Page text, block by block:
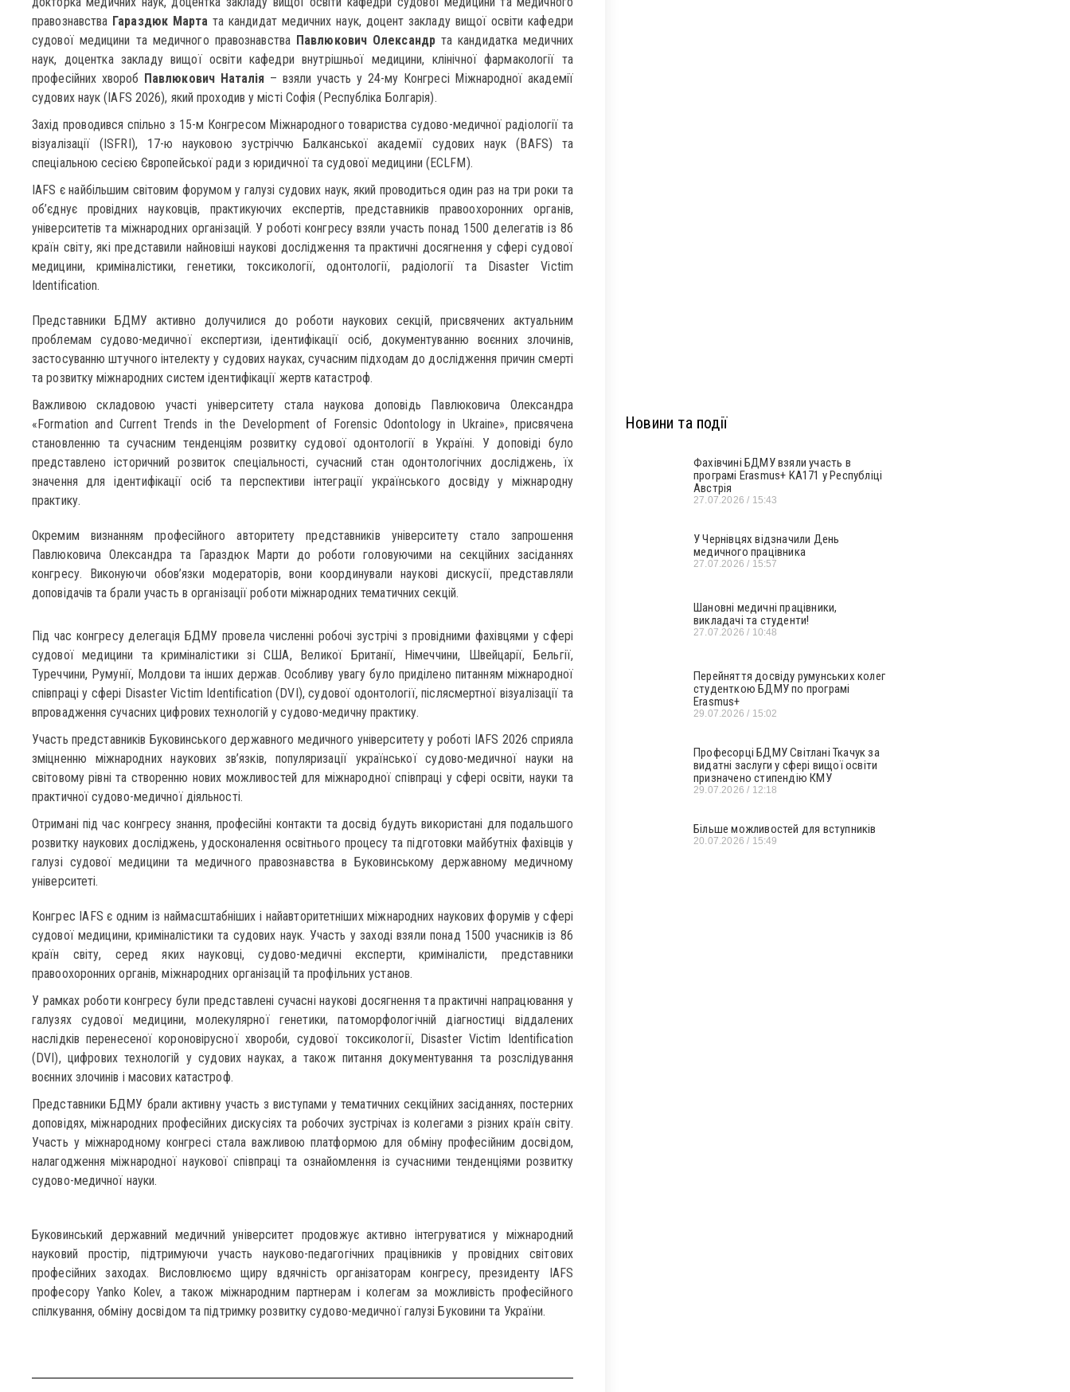
правознавства Гараздюк Марта та кандидат медичних наук, доцент закладу вищої освіти кафедри
судової медицини та медичного правознавства Павлюкович Олександр та кандидатка медичних
наук, доцентка закладу вищої освіти кафедри внутрішньої медицини, клінічної фармакології та
професійних хвороб Павлюкович Наталія – взяли участь у 24-му Конгресі Міжнародної академії
судових наук (IAFS 2026), який проходив у місті Софія (Республіка Болгарія).
Захід проводився спільно з 15-м Конгресом Міжнародного товариства судово-медичної радіології та
візуалізації (ISFRI), 17-ю науковою зустріччю Балканської академії судових наук (BAFS) та
спеціальною сесією Європейської ради з юридичної та судової медицини (ECLFM).
IAFS є найбільшим світовим форумом у галузі судових наук, який проводиться один раз на три роки та
об’єднує провідних науковців, практикуючих експертів, представників правоохоронних органів,
університетів та міжнародних організацій. У роботі конгресу взяли участь понад 1500 делегатів із 86
країн світу, які представили найновіші наукові дослідження та практичні досягнення у сфері судової
медицини, криміналістики, генетики, токсикології, одонтології, радіології та Disaster Victim
Identification.
Представники БДМУ активно долучилися до роботи наукових секцій, присвячених актуальним
проблемам судово-медичної експертизи, ідентифікації осіб, документуванню воєнних злочинів,
застосуванню штучного інтелекту у судових науках, сучасним підходам до дослідження причин смерті
та розвитку міжнародних систем ідентифікації жертв катастроф.
Важливою складовою участі університету стала наукова доповідь Павлюковича Олександра
«Formation and Current Trends in the Development of Forensic Odontology in Ukraine», присвячена
становленню та сучасним тенденціям розвитку судової одонтології в Україні. У доповіді було
представлено історичний розвиток спеціальності, сучасний стан одонтологічних досліджень, їх
значення для ідентифікації осіб та перспективи інтеграції українського досвіду у міжнародну
практику.
Окремим визнанням професійного авторитету представників університету стало запрошення
Павлюковича Олександра та Гараздюк Марти до роботи головуючими на секційних засіданнях
конгресу. Виконуючи обов’язки модераторів, вони координували наукові дискусії, представляли
доповідачів та брали участь в організації роботи міжнародних тематичних секцій.
Під час конгресу делегація БДМУ провела численні робочі зустрічі з провідними фахівцями у сфері
судової медицини та криміналістики зі США, Великої Британії, Німеччини, Швейцарії, Бельгії,
Туреччини, Румунії, Молдови та інших держав. Особливу увагу було приділено питанням міжнародної
співпраці у сфері Disaster Victim Identification (DVI), судової одонтології, післясмертної візуалізації та
впровадження сучасних цифрових технологій у судово-медичну практику.
Участь представників Буковинського державного медичного університету у роботі IAFS 2026 сприяла
зміцненню міжнародних наукових зв’язків, популяризації української судово-медичної науки на
світовому рівні та створенню нових можливостей для міжнародної співпраці у сфері освіти, науки та
практичної судово-медичної діяльності.
Отримані під час конгресу знання, професійні контакти та досвід будуть використані для подальшого
розвитку наукових досліджень, удосконалення освітнього процесу та підготовки майбутніх фахівців у
галузі судової медицини та медичного правознавства в Буковинському державному медичному
університеті.
Конгрес IAFS є одним із наймасштабніших і найавторитетніших міжнародних наукових форумів у сфері
судової медицини, криміналістики та судових наук. Участь у заході взяли понад 1500 учасників із 86
країн світу, серед яких науковці, судово-медичні експерти, криміналісти, представники
правоохоронних органів, міжнародних організацій та профільних установ.
У рамках роботи конгресу були представлені сучасні наукові досягнення та практичні напрацювання у
галузях судової медицини, молекулярної генетики, патоморфологічній діагностиці віддалених
наслідків перенесеної короновірусної хвороби, судової токсикології, Disaster Victim Identification
(DVI), цифрових технологій у судових науках, а також питання документування та розслідування
воєнних злочинів і масових катастроф.
Представники БДМУ брали активну участь з виступами у тематичних секційних засіданнях, постерних
доповідях, міжнародних професійних дискусіях та робочих зустрічах із колегами з різних країн світу.
Участь у міжнародному конгресі стала важливою платформою для обміну професійним досвідом,
налагодження міжнародної наукової співпраці та ознайомлення із сучасними тенденціями розвитку
судово-медичної науки.
Буковинський державний медичний університет продовжує активно інтегруватися у міжнародний
науковий простір, підтримуючи участь науково-педагогічних працівників у провідних світових
професійних заходах. Висловлюємо щиру вдячність організаторам конгресу, президенту IAFS
професору Yanko Kolev, а також міжнародним партнерам і колегам за можливість професійного
спілкування, обміну досвідом та підтримку розвитку судово-медичної галузі Буковини та України.
Новини та події
Фахівчині БДМУ взяли участь в
програмі Erasmus+ KA171 у Республіці
Австрія
27.07.2026 15:43
У Чернівцях відзначили День
медичного працівника
27.07.2026 15:57
Шановні медичні працівники,
викладачі та студенти!
27.07.2026 10:48
Перейняття досвіду румунських колег
студенткою БДМУ по програмі
Erasmus+
29.07.2026 15:02
Професорці БДМУ Світлані Ткачук за
видатні заслуги у сфері вищої освіти
призначено стипендію КМУ
29.07.2026 12:18
Більше можливостей для вступників
20.07.2026 15:49